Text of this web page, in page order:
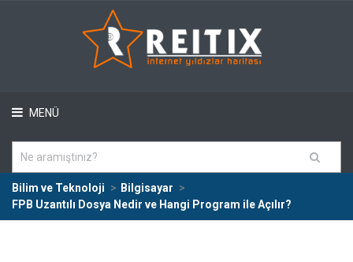
MENÜ
Bilim ve Teknoloji
Bilgisayar
FPB Uzantılı Dosya Nedir ve Hangi Program ile Açılır?